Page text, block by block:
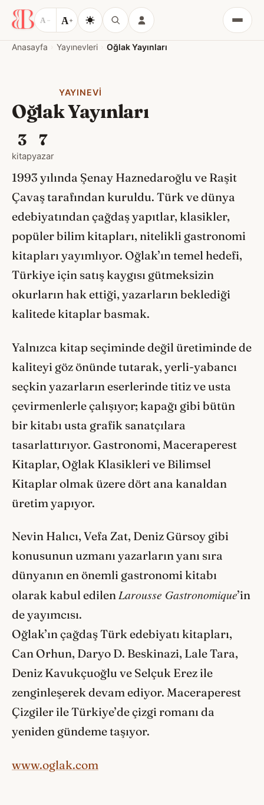
A − A+
Menü
Anasayfa Yayınevleri Oğlak Yayınları
YAYINEVI
Oğlak Yayınları
3
kitap
7
yazar
1993 yılında Şenay Haznedaroğlu ve Raşit
Çavaş tarafından kuruldu. Türk ve dünya
edebiyatından çağdaş yapıtlar, klasikler,
popüler bilim kitapları, nitelikli gastronomi
kitapları yayımlıyor. Oğlak’ın temel hedefi,
Türkiye için satış kaygısı gütmeksizin
okurların hak ettiği, yazarların beklediği
kalitede kitaplar basmak.
Yalnızca kitap seçiminde değil üretiminde de
kaliteyi göz önünde tutarak, yerli-yabancı
seçkin yazarların eserlerinde titiz ve usta
çevirmenlerle çalışıyor; kapağı gibi bütün
bir kitabı usta grafik sanatçılara
tasarlattırıyor. Gastronomi, Maceraperest
Kitaplar, Oğlak Klasikleri ve Bilimsel
Kitaplar olmak üzere dört ana kanaldan
üretim yapıyor.
Nevin Halıcı, Vefa Zat, Deniz Gürsoy gibi
konusunun uzmanı yazarların yanı sıra
dünyanın en önemli gastronomi kitabı
olarak kabul edilen Larousse Gastronomique’in
de yayımcısı.
Oğlak’ın çağdaş Türk edebiyatı kitapları,
Can Orhun, Daryo D. Beskinazi, Lale Tara,
Deniz Kavukçuoğlu ve Selçuk Erez ile
zenginleşerek devam ediyor. Maceraperest
Çizgiler ile Türkiye’de çizgi romanı da
yeniden gündeme taşıyor.
www.oglak.com